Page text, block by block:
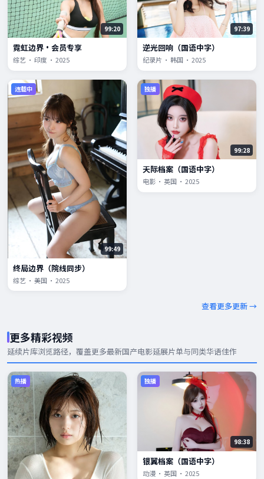
99:20
霓虹边界·会员专享
综艺 · 印度 · 2025
97:39
逆光回响（国语中字）
纪录片 · 韩国 · 2025
连载中
99:49
终局边界（院线同步）
综艺 · 美国 · 2025
独播
99:28
天际档案（国语中字）
电影 · 英国 · 2025
查看更多更新 →
更多精彩视频
延续片库浏览路径，覆盖更多最新国产电影延展片单与同类华语佳作
热播 独播
98:38
银翼档案（国语中字）
动漫 · 英国 · 2025